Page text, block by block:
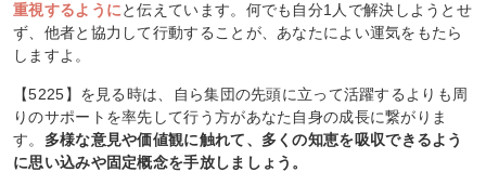
重視するようにと伝えています。何でも自分1人で解決しようとせ
ず、他者と協力して行動することが、あなたによい運気をもたら
しますよ。
【5225】を見る時は、自ら集団の先頭に立って活躍するよりも周
りのサポートを率先して行う方があなた自身の成長に繋がりま
す。 多様な意見や価値観に触れて、多くの知恵を吸収できるよう
に思い込みや固定概念を手放しましょう。